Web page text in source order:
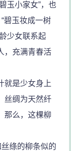
玉小家女”，也
碧玉妆成一树
少女联系起
，充满青春活
是少女身上
丝绸为天然纤
那么，这棵柳
绦的柳条似的